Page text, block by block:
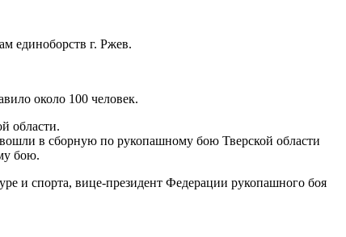
единоборств г. Ржев.
около 100 человек.
области.
в сборную по рукопашному бою Тверской области
бою.
и спорта, вице-президент Федерации рукопашного боя